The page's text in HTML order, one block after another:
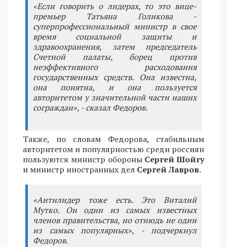
«Если говорить о лидерах, то это вице-
премьер Татьяна Голикова -
суперпрофессиональный министр в свое
время социальной защиты и
здравоохранения, затем председатель
Счетной палаты, борец против
неэффективного расходования
государственных средств. Она известна,
она понятна, и она пользуется
авторитетом у значительной части наших
сограждан», - сказал Федоров.
Также, по словам Федорова, стабильным
авторитетом и популярностью среди россиян
пользуются министр обороны Сергей Шойгу
и министр иностранных дел Сергей Лавров.
​«Антилидер тоже есть. Это Виталий
Мутко. Он один из самых известных
членов правительства, но отнюдь не один
из самых популярных», - подчеркнул
Федоров.